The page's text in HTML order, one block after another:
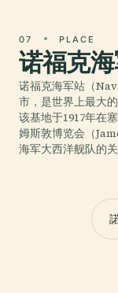
07 PLACE
诺福克
诺福克海军站（
市，是世界上最大
该基地于1917年在
姆斯敦博览会（
海军大西洋舰队的关